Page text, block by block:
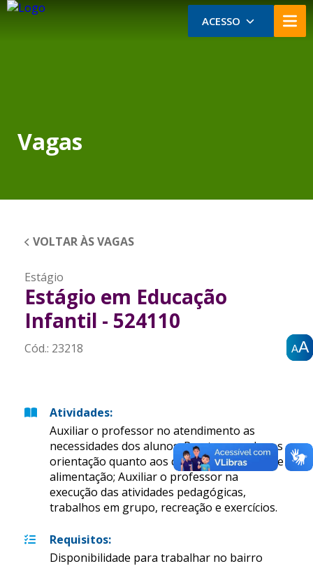
AA
AA
AA
ACESSO
Vagas
VOLTAR ÀS VAGAS
Estágio
Estágio em Educação
Infantil - 524110
Cód.: 23218
Atividades:
Auxiliar o professor no atendimento as
necessidades dos alunos; Prestar aos alunos
orientação quanto aos cuidados de higiêne e
alimentação; Auxiliar o professor na
execução das atividades pedagógicas,
trabalhos em grupo, recreação e exercícios.
Requisitos:
Disponibilidade para trabalhar no bairro